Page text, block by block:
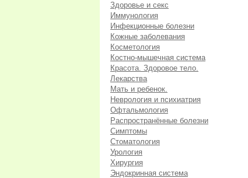
Здоровье и секс
Иммунология
Инфекционные болезни
Кожные заболевания
Косметология
Костно-мышечная система
Красота. Здоровое тело.
Лекарства
Мать и ребенок.
Неврология и психиатрия
Офтальмология
Распространённые болезни
Симптомы
Стоматология
Урология
Хирургия
Эндокринная система